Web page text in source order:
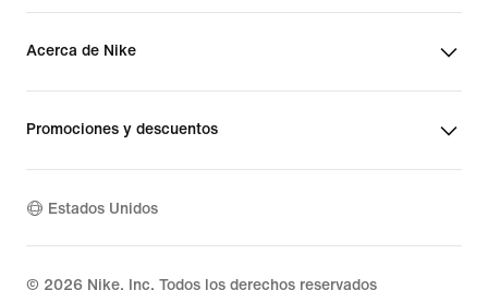
Acerca de Nike
Promociones y descuentos
Estados Unidos
© 2026 Nike, Inc. Todos los derechos reservados